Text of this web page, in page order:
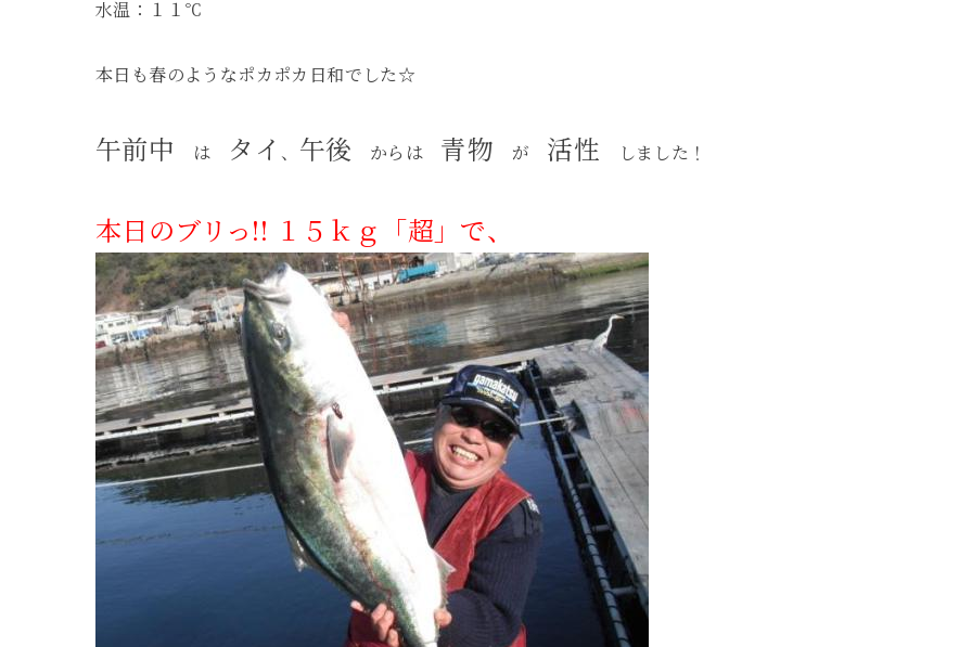
水温：１１℃
本日も春のようなポカポカ日和でした☆
午前中 は タイ、 午後 からは 青物 が 活性 しました！
本日のブリっ!! １５ｋｇ「超」で、